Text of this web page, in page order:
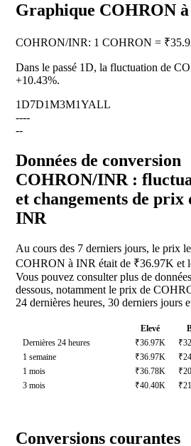
Graphique COHRON
COHRON/INR: 1 COHRON =
Dans le passé 1D, la fluctuation de
+10.43%.
1D7D1M3M1YALL
----
--
Données de conversion
COHRON/INR :
et changements de prix
INR
Au cours des 7 derniers jours, le prix
COHRON à INR était de ₹36.97K et
Vous pouvez consulter plus de
dessous, notamment le prix de
24 dernières heures, 30 derniers jours
Elevé
Dernières 24 heures
₹36.97K
1 semaine
₹36.97K
1 mois
₹36.78K
3 mois
₹40.40K
Conversions courantes